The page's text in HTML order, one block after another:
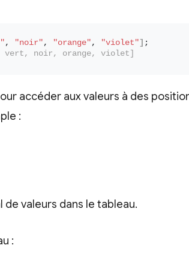
, "noir" , "orange" , "violet" ] ;
noir, orange, violet]
accéder aux valeurs à des
:
valeurs dans le tableau.
: